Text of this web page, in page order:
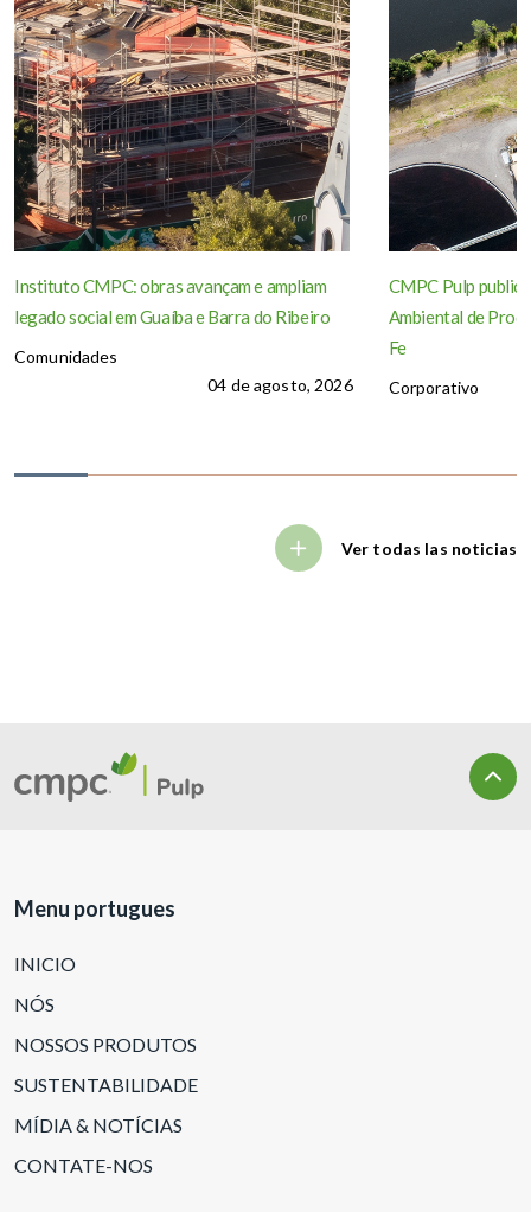
Instituto CMPC: obras avançam e ampliam
legado social em Guaíba e Barra do Ribeiro
Comunidades
04 de agosto, 2026
CMPC Pulp
Ambiental de
Fe
Corporativo
Ver todas las noticias
Menu portugues
INICIO
NÓS
NOSSOS PRODUTOS
SUSTENTABILIDADE
MÍDIA & NOTÍCIAS
CONTATE-NOS